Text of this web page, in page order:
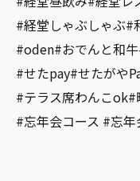
#経堂しゃぶしゃぶ#
#oden#おでんと和
#せたpay#せたがや
#テラス席わんこok#
#忘年会コース #忘年